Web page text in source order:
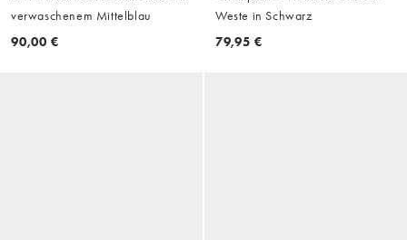
verwaschenem Mittelblau
90,00 €
Weste in Schwarz
79,95 €